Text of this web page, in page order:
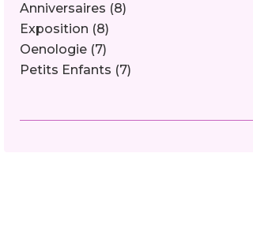
Anniversaires (8)
Exposition (8)
Oenologie (7)
Petits Enfants (7)